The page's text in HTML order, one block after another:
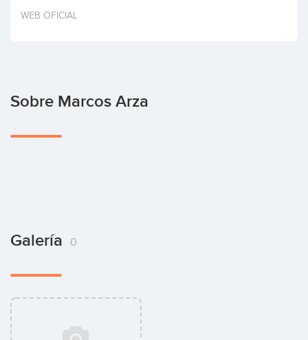
Invertir
WEB OFICIAL
Sobre Marcos Arza
Galería 0